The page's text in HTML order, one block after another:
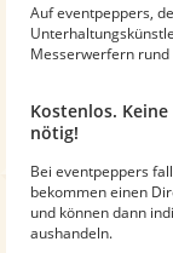
Auf eventpeppers,
Messerwerfern
Kostenlos.
nötig!
Bei eventpeppers
bekommen einen
und können dann
aushandeln.